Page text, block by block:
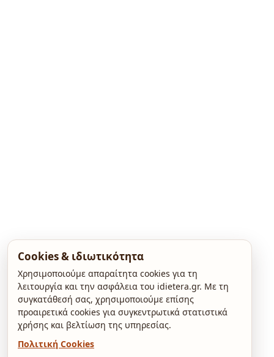
Cookies & ιδιωτικότητα
Χρησιμοποιούμε απαραίτητα cookies για τη
λειτουργία και την ασφάλεια του idietera.gr. Με τη
συγκατάθεσή σας, χρησιμοποιούμε επίσης
προαιρετικά cookies για συγκεντρωτικά στατιστικά
χρήσης και βελτίωση της υπηρεσίας.
Πολιτική Cookies